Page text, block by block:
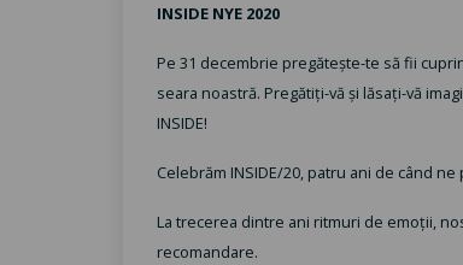
INSIDE NYE 2020
Pe 31 decembrie pregătește-te să fii
seara noastră. Pregătiți-vă și lăsați-vă
INSIDE!
Celebrăm INSIDE/20, patru ani de când
La trecerea dintre ani ritmuri de emoții,
recomandare.